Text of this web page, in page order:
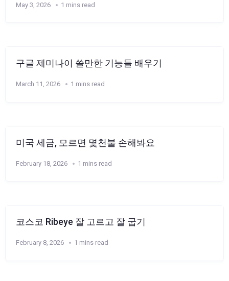
May 3, 2026 1 mins read
구글 제미나이 쓸만한 기능들 배우기
March 11, 2026 1 mins read
미국 세금, 모르면 몇천불 손해봐요
February 18, 2026 1 mins read
코스코 Ribeye 잘 고르고 잘 굽기
February 8, 2026 1 mins read